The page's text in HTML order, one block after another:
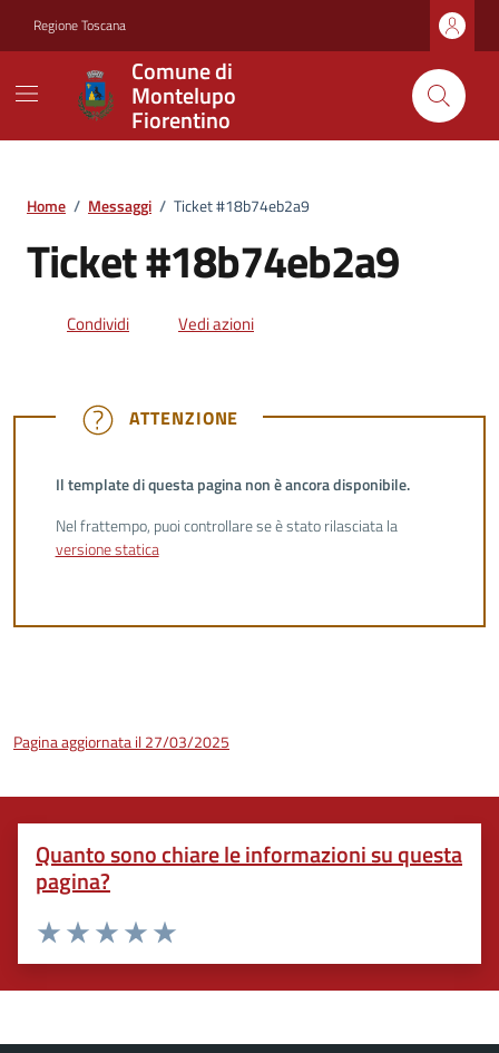
Regione Toscana
Comune di
Montelupo
Fiorentino
Home / Messaggi / Ticket #18b74eb2a9
Ticket #18b74eb2a9
Condividi Vedi azioni
ATTENZIONE
ATTENZIONE
Il template di questa pagina non è ancora disponibile.
Nel frattempo, puoi controllare se è stato rilasciata la
versione statica
Pagina aggiornata il 27/03/2025
Quanto sono chiare le informazioni su questa
pagina?
Valuta 5 stelle su 5
Valuta 4 stelle su 5
Valuta 3 stelle su 5
Valuta 2 stelle su 5
Valuta 1 stelle su 5